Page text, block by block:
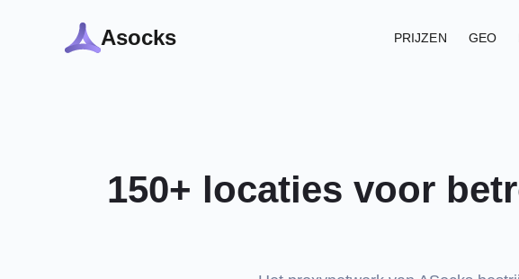
Asocks PRIJZEN GEO
150+ locaties voor